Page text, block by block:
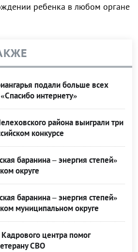
ребенка в любом органе
подали больше всех
интернету»
района выиграли три
конкурсе
баранина – энергия степей»
округе
баранина – энергия степей»
муниципальном округе
центра помог
СВО